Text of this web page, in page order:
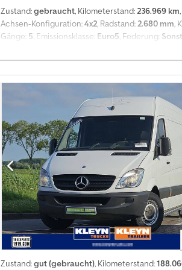
Zustand:gebraucht, Kilometerstand:236.969 km
Achsen-Konfiguration:4x2, Radstand:2.680 mm,
Gänge: 5, Emissionsklasse: Euro5, Federung:
Klimaanlage, Tempomat, Traktionskontrolle,
Optionen und Zubehör = - Beheizte Spiegel -
Konfiguration: 4x2, Nutzlast: 767 kg,
gebremst: 1400 kg, Anhängerkupplung, Art der
Keiner, Elektrische Fensterheber, Elektrische
Motorleistung: 55 kW (74 Hp), Kraftstoff: Diesel,
Starterbatterie, Seitenwand verkleidet,
Sitzaufstellung: 1+1, Sitzbezug: Stoff,
Allgemeine Informationen Türenzahl: 1 Farbe:
Scheibenbremsen Achse 1: Reifen Profil links: 3
Profil rechts: 2 mm; Federung: Blattfederung
Wartung APK (Technische
durchschnittlich Optischer Zustand:
Zustand:gut (gebraucht), Kilometerstand: